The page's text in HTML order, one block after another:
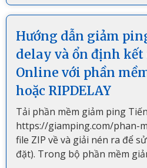
Hướng dẫn giảm
delay và ổn định kết
Online với phần
hoặc RIPDELAY
Tải phần mềm giảm ping
https://giamping.com/phan-
file ZIP về và giải nén ra để
đặt). Trong bộ phần mềm